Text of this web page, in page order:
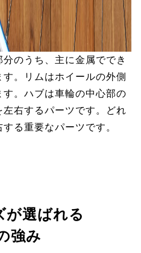
のうち、主に金属ででき
。リムはホイールの外側
。ハブは車輪の中心部の
右するパーツです。どれ
る重要なパーツです。
が選ばれる
強み